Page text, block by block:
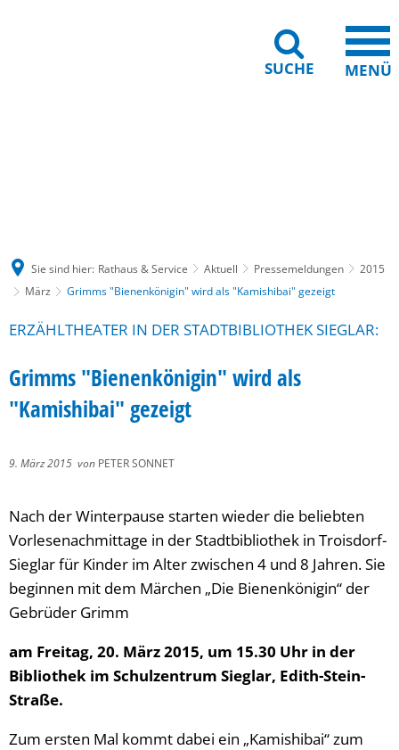
SUCHE MENÜ
Sie sind hier: Rathaus & Service Aktuell Pressemeldungen
2015
März
Grimms "Bienenkönigin" wird als "Kamishibai" gezeigt
ERZÄHLTHEATER IN DER STADTBIBLIOTHEK SIEGLAR:
Grimms "Bienenkönigin" wird als
"Kamishibai" gezeigt
9. März 2015 von PETER SONNET
Nach der Winterpause starten wieder die beliebten
Vorlesenachmittage in der Stadtbibliothek in Troisdorf-
Sieglar für Kinder im Alter zwischen 4 und 8 Jahren. Sie
beginnen mit dem Märchen „Die Bienenkönigin“ der
Gebrüder Grimm
am Freitag, 20. März 2015, um 15.30 Uhr in der
Bibliothek im Schulzentrum Sieglar, Edith-Stein-
Straße.
Zum ersten Mal kommt dabei ein „Kamishibai“ zum